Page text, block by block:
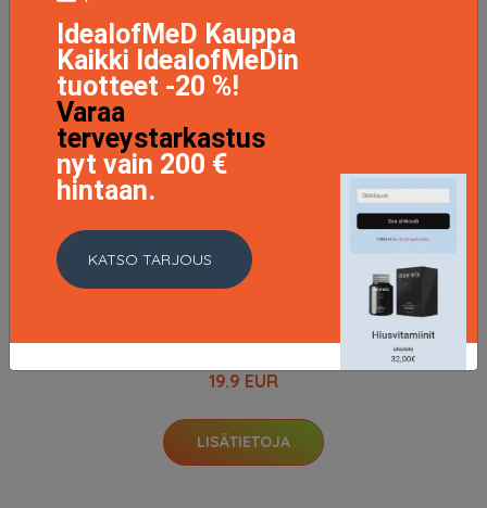
Garnier Ambre Solaire Kids Sun Protecting Spray SPF50
19.9 EUR
LISÄTIETOJA
IdealofMeD Kauppa
Kaikki IdealofMeDin
tuotteet -20 %!
Varaa
terveystarkastus
nyt vain 200 €
hintaan.
KATSO TARJOUS